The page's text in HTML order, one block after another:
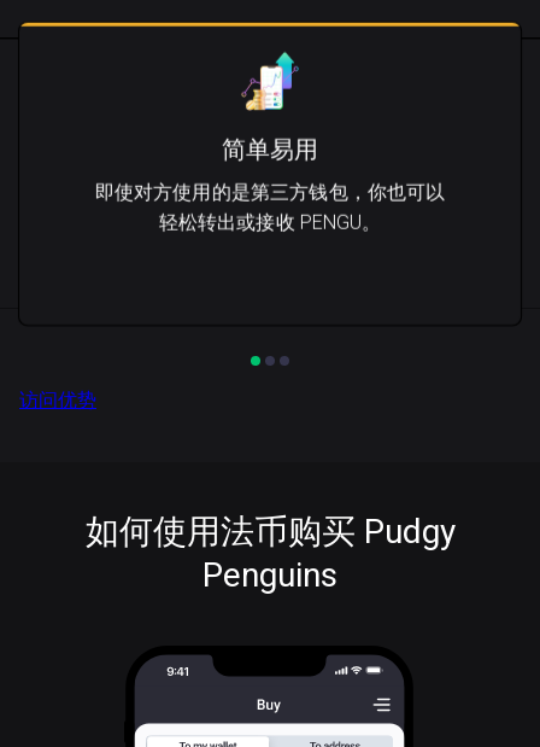
简单易用
即使对方使用的是第三方钱包，你也可以
轻松转出或接收 PENGU。
访问优势
如何使用法币购买 Pudgy
Penguins